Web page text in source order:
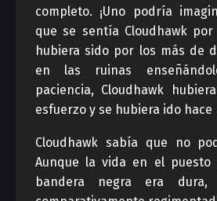
completo. ¡Uno podría
que se sentía Cloudhawk
hubiera sido por los más de
en las ruinas
paciencia, Cloudhawk
esfuerzo y se hubiera ido hace
Cloudhawk sabía que no
Aunque la vida en el puesto
bandera negra era